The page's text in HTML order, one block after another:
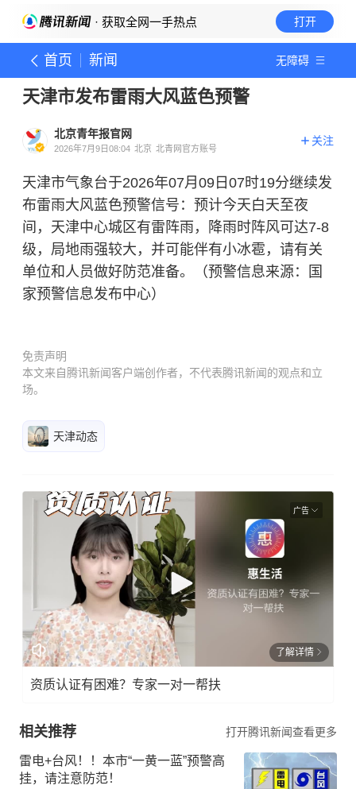
· 获取全网一手热点 打开
首页 新闻 无障碍
天津市发布雷雨大风蓝色预警
北京青年报官网
2026年7月9日08:04 北京 北青网官方账号
关注
天津市气象台于2026年07月09日07时19分继续发
布雷雨大风蓝色预警信号：预计今天白天至夜
间，天津中心城区有雷阵雨，降雨时阵风可达7-8
级，局地雨强较大，并可能伴有小冰雹，请有关
单位和人员做好防范准备。（预警信息来源：国
家预警信息发布中心）
免责声明
本文来自腾讯新闻客户端创作者，不代表腾讯新闻的观点和立
场。
天津动态
广告
了解详情
资质认证有困难？专家一对一帮扶
相关推荐 打开腾讯新闻查看更多
雷电+台风！！本市“一黄一蓝”预警高
挂，请注意防范！